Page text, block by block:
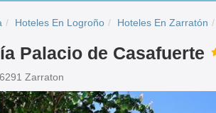
Hoteles En Logroño Hoteles En Zarratón
Palacio de Casafuerte
Zarraton